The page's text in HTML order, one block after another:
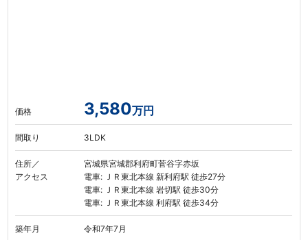
価格 3,580万円
間取り 3LDK
住所／
アクセス
宮城県宮城郡利府町菅谷字赤坂
電車: ＪＲ東北本線 新利府駅 徒歩27分
電車: ＪＲ東北本線 岩切駅 徒歩30分
電車: ＪＲ東北本線 利府駅 徒歩34分
築年月 令和7年7月